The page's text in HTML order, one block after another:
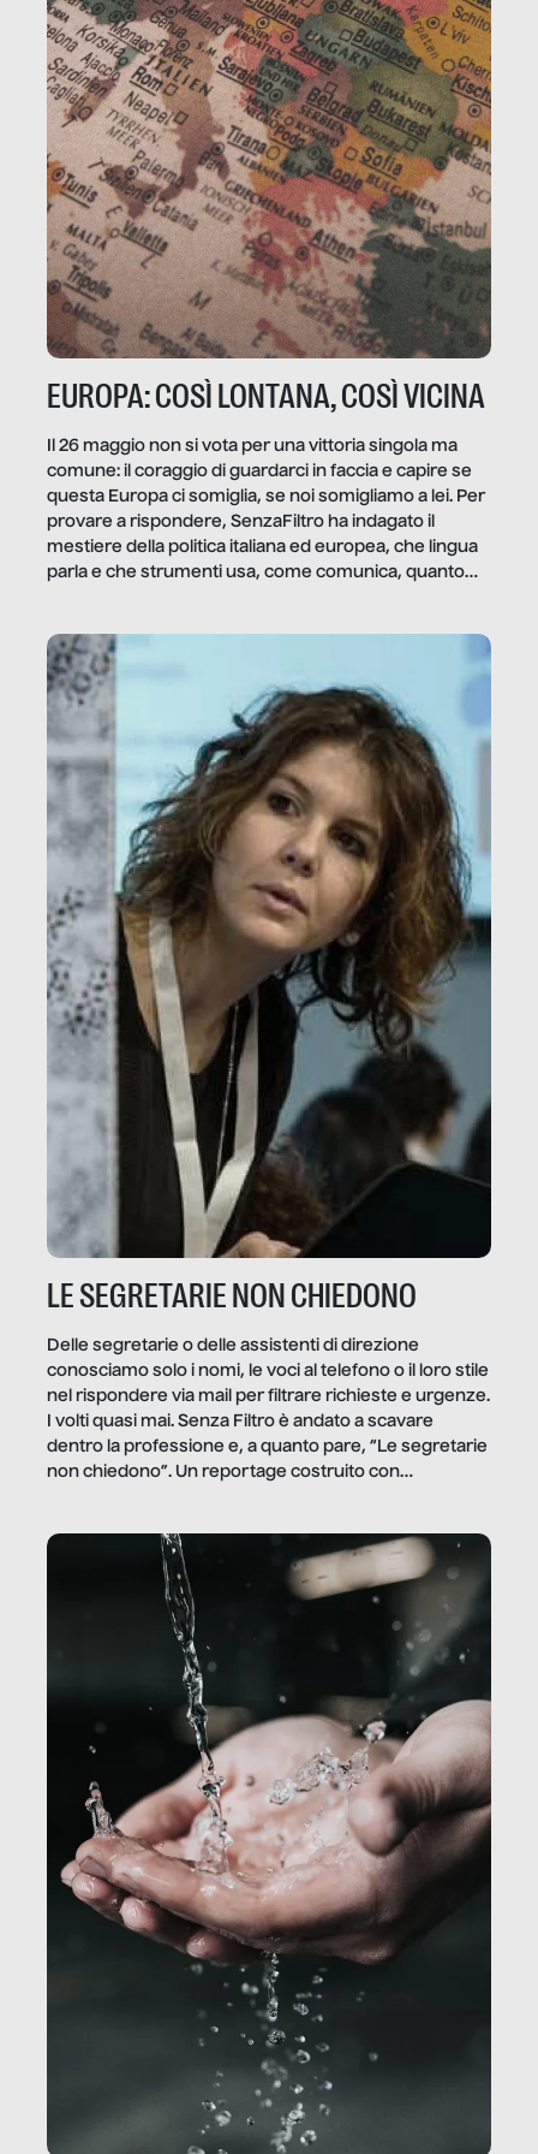
EUROPA: COSÌ LONTANA, COSÌ VICINA
Il 26 maggio non si vota per una vittoria singola ma
comune: il coraggio di guardarci in faccia e capire se
questa Europa ci somiglia, se noi somigliamo a lei. Per
provare a rispondere, SenzaFiltro ha indagato il
mestiere della politica italiana ed europea, che lingua
parla e che strumenti usa, come comunica, quanto
LE SEGRETARIE NON CHIEDONO
Delle segretarie o delle assistenti di direzione
conosciamo solo i nomi, le voci al telefono o il loro stile
nel rispondere via mail per filtrare richieste e urgenze.
I volti quasi mai. Senza Filtro è andato a scavare
dentro la professione e, a quanto pare, “Le segretarie
non chiedono”. Un reportage costruito con